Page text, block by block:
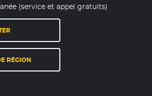
(service et appel gratuits)
RÉGION